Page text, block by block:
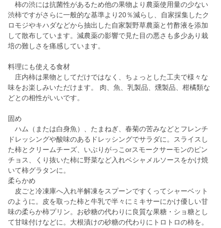
柿の渋には抗菌性があるため他の果物より農薬使用量の少ない
渋柿ですがさらに一般的な基準より20％減らし、自家採集したク
ロモジやキハダなどから抽出した自家製野草農薬と竹酢液を添加
して散布しています。減農薬の影響で見た目の悪さも多少あり栽
培の難しさを痛感しています。
料理にも使える食材
庄内柿は果物としてだけではなく、ちょっとした工夫で様々な
味をお楽しみいただけます。 肉、魚、乳製品、燻製品、柑橘類な
どとの相性がいいです。
固め
ハム（または白身魚）、たまねぎ、春菊の苦みなどとフレンチ
ドレッシングや酸味のあるドレッシングでサラダに。スライスし
た柿とクリームチーズ、いぶりがっこorスモークサーモンのピン
チョス、くり抜いた柿に野菜など入れベシャメルソースをかけ焼
いて柿グラタンに。
柔らかめ
皮ごと冷凍庫へ入れ半解凍をスプーンですくってシャーベット
のように。皮を取った柿と牛乳で半々にミキサーにかけ優しい甘
味の柔らか柿プリン。お砂糖の代わりに良質な果糖・ショ糖とし
て甘味付けなどに。大根漬けの砂糖の代わりにトロトロの柿を。